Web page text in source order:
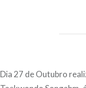
Dia 27 de Outubro